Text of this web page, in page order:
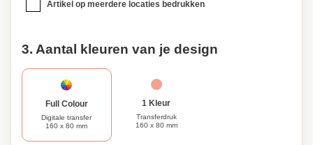
Artikel op meerdere locaties bedrukken
3. Aantal kleuren van je design
Full Colour
Digitale transfer
160 x 80 mm
1 Kleur
Transferdruk
160 x 80 mm